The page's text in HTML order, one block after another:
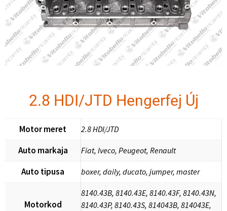
2.8 HDI/JTD Hengerfej Új
Motor meret 2.8 HDI/JTD
Auto markaja Fiat, Iveco, Peugeot, Renault
Auto tipusa boxer, daily, ducato, jumper, master
Motorkod
8140.43B, 8140.43E, 8140.43F, 8140.43N,
8140.43P, 8140.43S, 814043B, 814043E,